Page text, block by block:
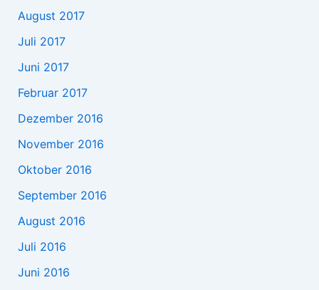
August 2017
Juli 2017
Juni 2017
Februar 2017
Dezember 2016
November 2016
Oktober 2016
September 2016
August 2016
Juli 2016
Juni 2016